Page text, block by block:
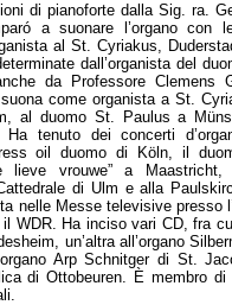
di pianoforte dalla Sig. ra.
a suonare l’organo con
al St. Cyriakus,
dall’organista del
da Professore Clemens
come organista a St.
al duomo St. Paulus a
Ha tenuto dei concerti
oil duomo di Köln, il
lieve vrouwe” a Maastricht,
di Ulm e alla
nelle Messe televisive presso
WDR. Ha inciso vari CD, fra
un’altra all’organo
Arp Schnitger di St.
di Ottobeuren. È membro di